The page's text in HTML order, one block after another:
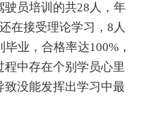
员培训的共28人，年
在接受理论学习，8人
业，合格率达100%，
中存在个别学员心里
没能发挥出学习中最